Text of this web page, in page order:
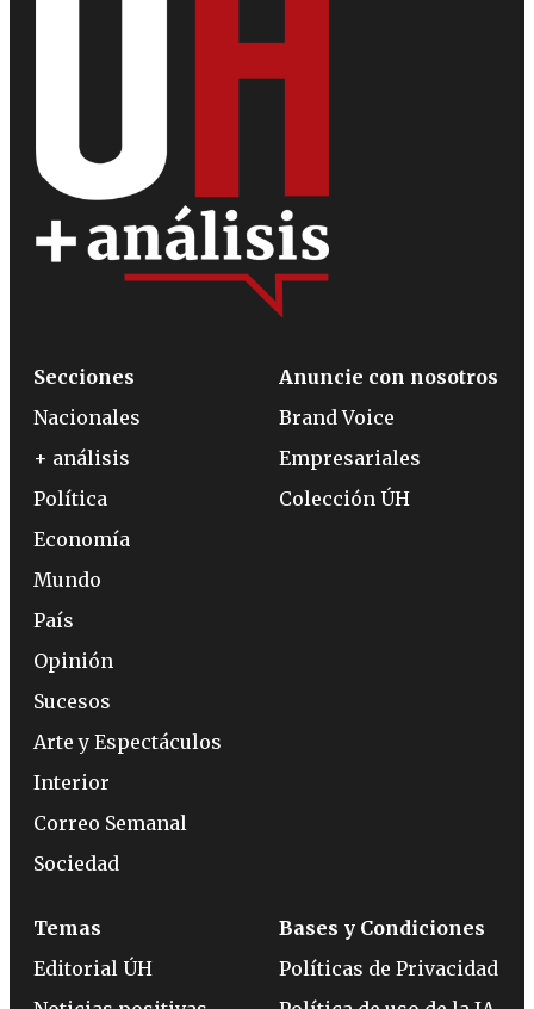
Secciones
Nacionales
+ análisis
Política
Economía
Mundo
País
Opinión
Sucesos
Arte y Espectáculos
Interior
Correo Semanal
Sociedad
Anuncie con nosotros
Brand Voice
Empresariales
Colección ÚH
Temas
Editorial ÚH
Bases y Condiciones
Políticas de Privacidad